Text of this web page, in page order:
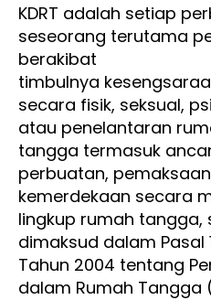
KDRT adalah setiap
seseorang terutama
berakibat
timbulnya
secara fisik, seksual,
atau penelantaran
tangga termasuk
perbuatan,
kemerdekaan secara
lingkup rumah tangga,
dimaksud dalam Pasal
Tahun 2004 tentang
dalam Rumah Tangga